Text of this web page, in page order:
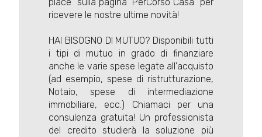
ricevere le nostre ultime novità!
HAI BISOGNO DI MUTUO? Disponibili tutti
i tipi di mutuo in grado di finanziare
anche le varie spese legate all'acquisto
(ad esempio, spese di ristrutturazione,
Notaio, spese di intermediazione
immobiliare, ecc.) Chiamaci per una
consulenza gratuita! Un professionista
del credito studierà la soluzione più